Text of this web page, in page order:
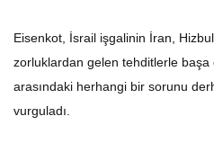
Eisenkot, İsrail işgalinin İran,
zorluklardan gelen tehditlerle başa
arasındaki herhangi bir sorunu
vurguladı.